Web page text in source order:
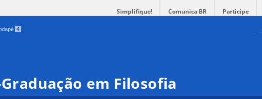
Simplifique! Comunica BR Participe
4
em Filosofia